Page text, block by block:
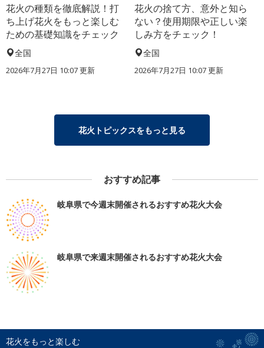
花火の種類を徹底解説！打
ち上げ花火をもっと楽しむ
ための基礎知識をチェック
全国
2026年7月27日 10:07 更新
花火の捨て方、意外と知ら
ない？使用期限や正しい楽
しみ方をチェック！
全国
2026年7月27日 10:07 更新
花火トピックスをもっと見る
おすすめ記事
岐阜県で今週末開催されるおすすめ花火大会
岐阜県で来週末開催されるおすすめ花火大会
花火をもっと楽しむ